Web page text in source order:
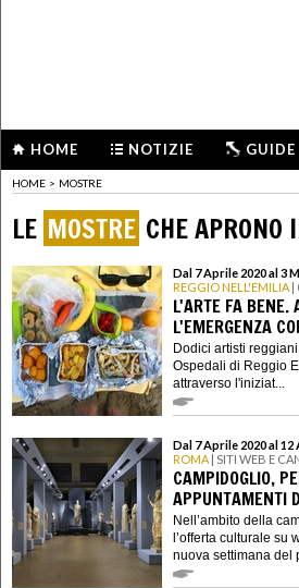
HOME NOTIZIE GUIDE
HOME > MOSTRE
LE MOSTRE CHE
Dal 7 Aprile 2020 al 3
REGGIO NELL'EMILIA
L'ARTE FA BENE.
L'EMERGENZA
Dodici artisti
Ospedali di Reggio
attraverso l'iniziat...
Dal 7 Aprile 2020 al 12
ROMA | SITI WEB E
CAMPIDOGLIO,
APPUNTAMENTI
Nell’ambito della
l’offerta culturale su
nuova settimana del